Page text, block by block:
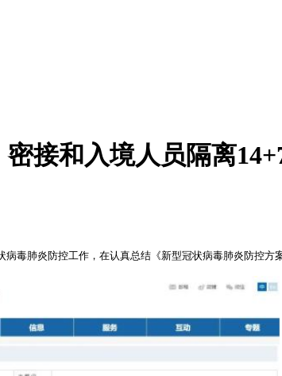
接和入境人员隔离
病毒肺炎防控工作，在认真总结《新型冠状病毒肺炎防控